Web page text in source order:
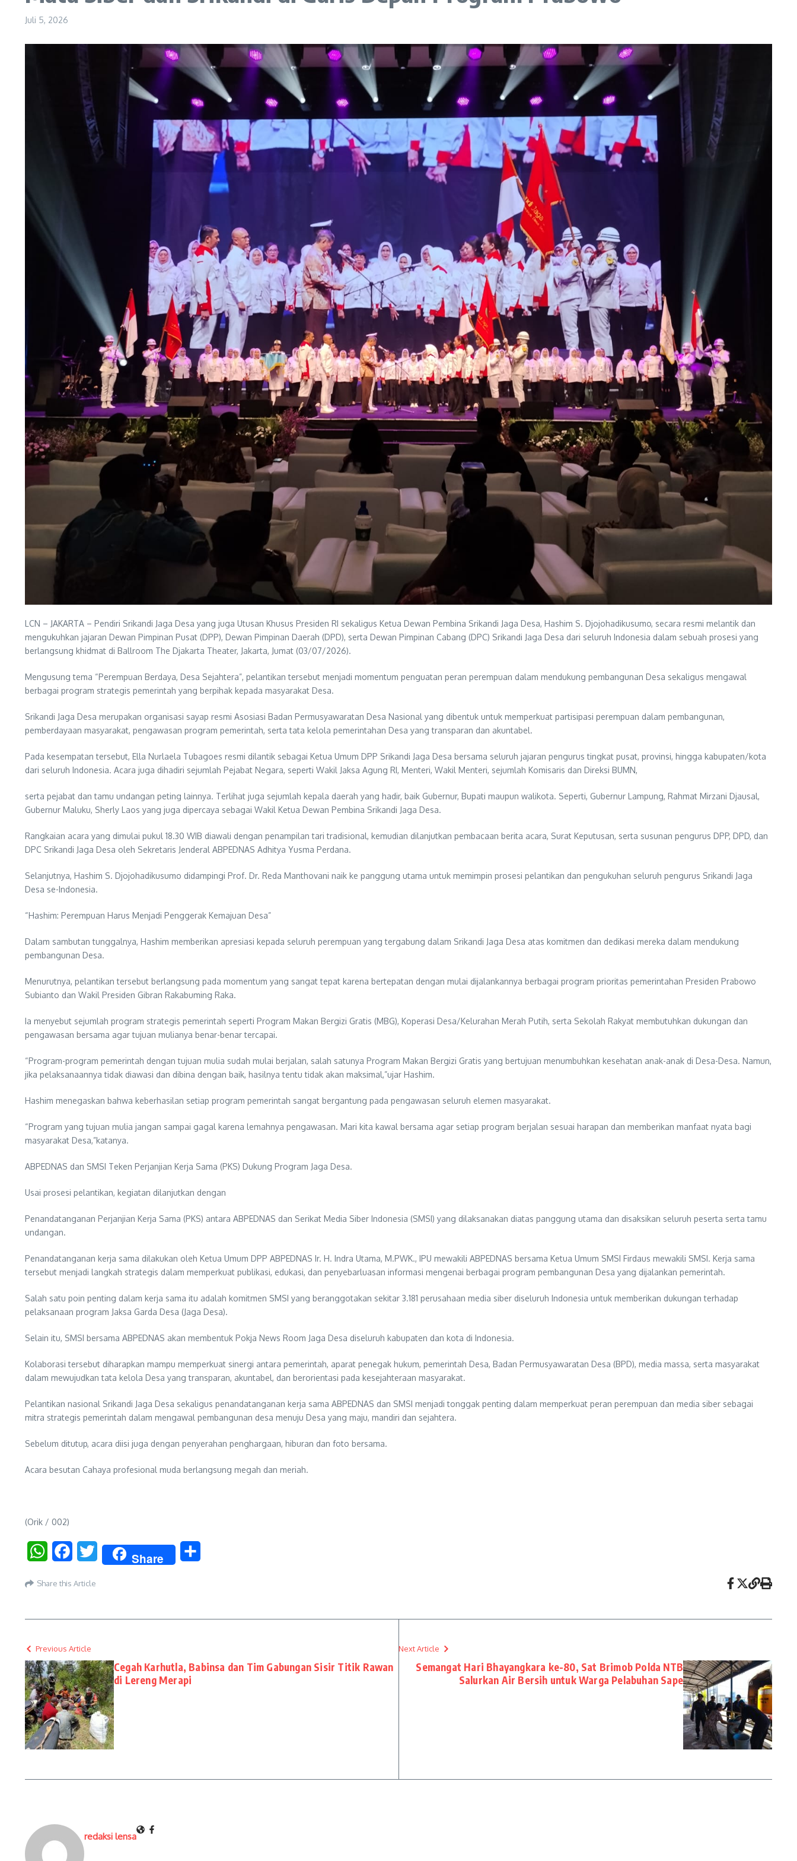
Juli 5, 2026
LCN – JAKARTA – Pendiri Srikandi Jaga Desa yang juga Utusan Khusus Presiden RI sekaligus Ketua Dewan Pembina Srikandi Jaga Desa, Hashim S. Djojohadikusumo, secara resmi melantik dan
mengukuhkan jajaran Dewan Pimpinan Pusat (DPP), Dewan Pimpinan Daerah (DPD), serta Dewan Pimpinan Cabang (DPC) Srikandi Jaga Desa dari seluruh Indonesia dalam sebuah prosesi yang
berlangsung khidmat di Ballroom The Djakarta Theater, Jakarta, Jumat (03/07/2026).
Mengusung tema “Perempuan Berdaya, Desa Sejahtera”, pelantikan tersebut menjadi momentum penguatan peran perempuan dalam mendukung pembangunan Desa sekaligus mengawal
berbagai program strategis pemerintah yang berpihak kepada masyarakat Desa.
Srikandi Jaga Desa merupakan organisasi sayap resmi Asosiasi Badan Permusyawaratan Desa Nasional yang dibentuk untuk memperkuat partisipasi perempuan dalam pembangunan,
pemberdayaan masyarakat, pengawasan program pemerintah, serta tata kelola pemerintahan Desa yang transparan dan akuntabel.
Pada kesempatan tersebut, Ella Nurlaela Tubagoes resmi dilantik sebagai Ketua Umum DPP Srikandi Jaga Desa bersama seluruh jajaran pengurus tingkat pusat, provinsi, hingga kabupaten/kota
dari seluruh Indonesia. Acara juga dihadiri sejumlah Pejabat Negara, seperti Wakil Jaksa Agung RI, Menteri, Wakil Menteri, sejumlah Komisaris dan Direksi BUMN,
serta pejabat dan tamu undangan peting lainnya. Terlihat juga sejumlah kepala daerah yang hadir, baik Gubernur, Bupati maupun walikota. Seperti, Gubernur Lampung, Rahmat Mirzani Djausal,
Gubernur Maluku, Sherly Laos yang juga dipercaya sebagai Wakil Ketua Dewan Pembina Srikandi Jaga Desa.
Rangkaian acara yang dimulai pukul 18.30 WIB diawali dengan penampilan tari tradisional, kemudian dilanjutkan pembacaan berita acara, Surat Keputusan, serta susunan pengurus DPP, DPD, dan
DPC Srikandi Jaga Desa oleh Sekretaris Jenderal ABPEDNAS Adhitya Yusma Perdana.
Selanjutnya, Hashim S. Djojohadikusumo didampingi Prof. Dr. Reda Manthovani naik ke panggung utama untuk memimpin prosesi pelantikan dan pengukuhan seluruh pengurus Srikandi Jaga
Desa se-Indonesia.
“Hashim: Perempuan Harus Menjadi Penggerak Kemajuan Desa”
Dalam sambutan tunggalnya, Hashim memberikan apresiasi kepada seluruh perempuan yang tergabung dalam Srikandi Jaga Desa atas komitmen dan dedikasi mereka dalam mendukung
pembangunan Desa.
Menurutnya, pelantikan tersebut berlangsung pada momentum yang sangat tepat karena bertepatan dengan mulai dijalankannya berbagai program prioritas pemerintahan Presiden Prabowo
Subianto dan Wakil Presiden Gibran Rakabuming Raka.
Ia menyebut sejumlah program strategis pemerintah seperti Program Makan Bergizi Gratis (MBG), Koperasi Desa/Kelurahan Merah Putih, serta Sekolah Rakyat membutuhkan dukungan dan
pengawasan bersama agar tujuan mulianya benar-benar tercapai.
“Program-program pemerintah dengan tujuan mulia sudah mulai berjalan, salah satunya Program Makan Bergizi Gratis yang bertujuan menumbuhkan kesehatan anak-anak di Desa-Desa. Namun,
jika pelaksanaannya tidak diawasi dan dibina dengan baik, hasilnya tentu tidak akan maksimal,”ujar Hashim.
Hashim menegaskan bahwa keberhasilan setiap program pemerintah sangat bergantung pada pengawasan seluruh elemen masyarakat.
“Program yang tujuan mulia jangan sampai gagal karena lemahnya pengawasan. Mari kita kawal bersama agar setiap program berjalan sesuai harapan dan memberikan manfaat nyata bagi
masyarakat Desa,”katanya.
ABPEDNAS dan SMSI Teken Perjanjian Kerja Sama (PKS) Dukung Program Jaga Desa.
Usai prosesi pelantikan, kegiatan dilanjutkan dengan
Penandatanganan Perjanjian Kerja Sama (PKS) antara ABPEDNAS dan Serikat Media Siber Indonesia (SMSI) yang dilaksanakan diatas panggung utama dan disaksikan seluruh peserta serta tamu
undangan.
Penandatanganan kerja sama dilakukan oleh Ketua Umum DPP ABPEDNAS Ir. H. Indra Utama, M.PWK., IPU mewakili ABPEDNAS bersama Ketua Umum SMSI Firdaus mewakili SMSI. Kerja sama
tersebut menjadi langkah strategis dalam memperkuat publikasi, edukasi, dan penyebarluasan informasi mengenai berbagai program pembangunan Desa yang dijalankan pemerintah.
Salah satu poin penting dalam kerja sama itu adalah komitmen SMSI yang beranggotakan sekitar 3.181 perusahaan media siber diseluruh Indonesia untuk memberikan dukungan terhadap
pelaksanaan program Jaksa Garda Desa (Jaga Desa).
Selain itu, SMSI bersama ABPEDNAS akan membentuk Pokja News Room Jaga Desa diseluruh kabupaten dan kota di Indonesia.
Kolaborasi tersebut diharapkan mampu memperkuat sinergi antara pemerintah, aparat penegak hukum, pemerintah Desa, Badan Permusyawaratan Desa (BPD), media massa, serta masyarakat
dalam mewujudkan tata kelola Desa yang transparan, akuntabel, dan berorientasi pada kesejahteraan masyarakat.
Pelantikan nasional Srikandi Jaga Desa sekaligus penandatanganan kerja sama ABPEDNAS dan SMSI menjadi tonggak penting dalam memperkuat peran perempuan dan media siber sebagai
mitra strategis pemerintah dalam mengawal pembangunan desa menuju Desa yang maju, mandiri dan sejahtera.
Sebelum ditutup, acara diisi juga dengan penyerahan penghargaan, hiburan dan foto bersama.
Acara besutan Cahaya profesional muda berlangsung megah dan meriah.
(Orik / 002)
WhatsAppFacebookTwitter Share
Share this Article
Previous Article
Cegah Karhutla, Babinsa dan Tim Gabungan Sisir Titik Rawan
di Lereng Merapi
Next Article
Semangat Hari Bhayangkara ke-80, Sat Brimob Polda NTB
Salurkan Air Bersih untuk Warga Pelabuhan Sape
redaksi lensa